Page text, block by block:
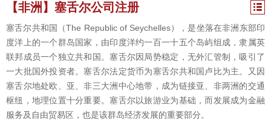
【非洲】塞舌尔公司注册
塞舌尔共和国（The Republic of Seychelles），是坐落在非洲东部印
度洋上的一个群岛国家，由印度洋约一百一十五个岛屿组成，隶属英
联邦成员一个独立共和国。塞舌尔因局势稳定，无外汇管制，吸引了
一大批国外投资者。塞舌尔法定货币为塞舌尔共和国卢比为主。又因
塞舌尔地处欧、亚、非三大洲中心地带，成为链接亚、非两洲的交通
枢纽，地理位置十分重要。塞舌尔以旅游业为基础，而发展成为金融
服务及自由贸易区，也是该群岛经济发展的重要部分。